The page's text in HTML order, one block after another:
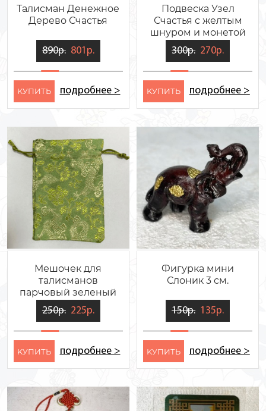
Талисман Денежное
Дерево Счастья
890р. 801р.
KУПИТЬ подробнее >
Подвеска Узел
Счастья с желтым
шнуром и монетой
300р. 270р.
KУПИТЬ подробнее >
Мешочек для
талисманов
парчовый зеленый
250р. 225р.
KУПИТЬ подробнее >
Фигурка мини
Слоник 3 см.
150р. 135р.
KУПИТЬ подробнее >